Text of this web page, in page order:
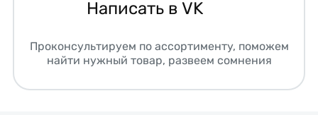
Написать в VK
Проконсультируем по ассортименту, поможем
найти нужный товар, развеем сомнения